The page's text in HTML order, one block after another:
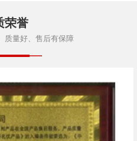
荣誉
质量好、售后有保障